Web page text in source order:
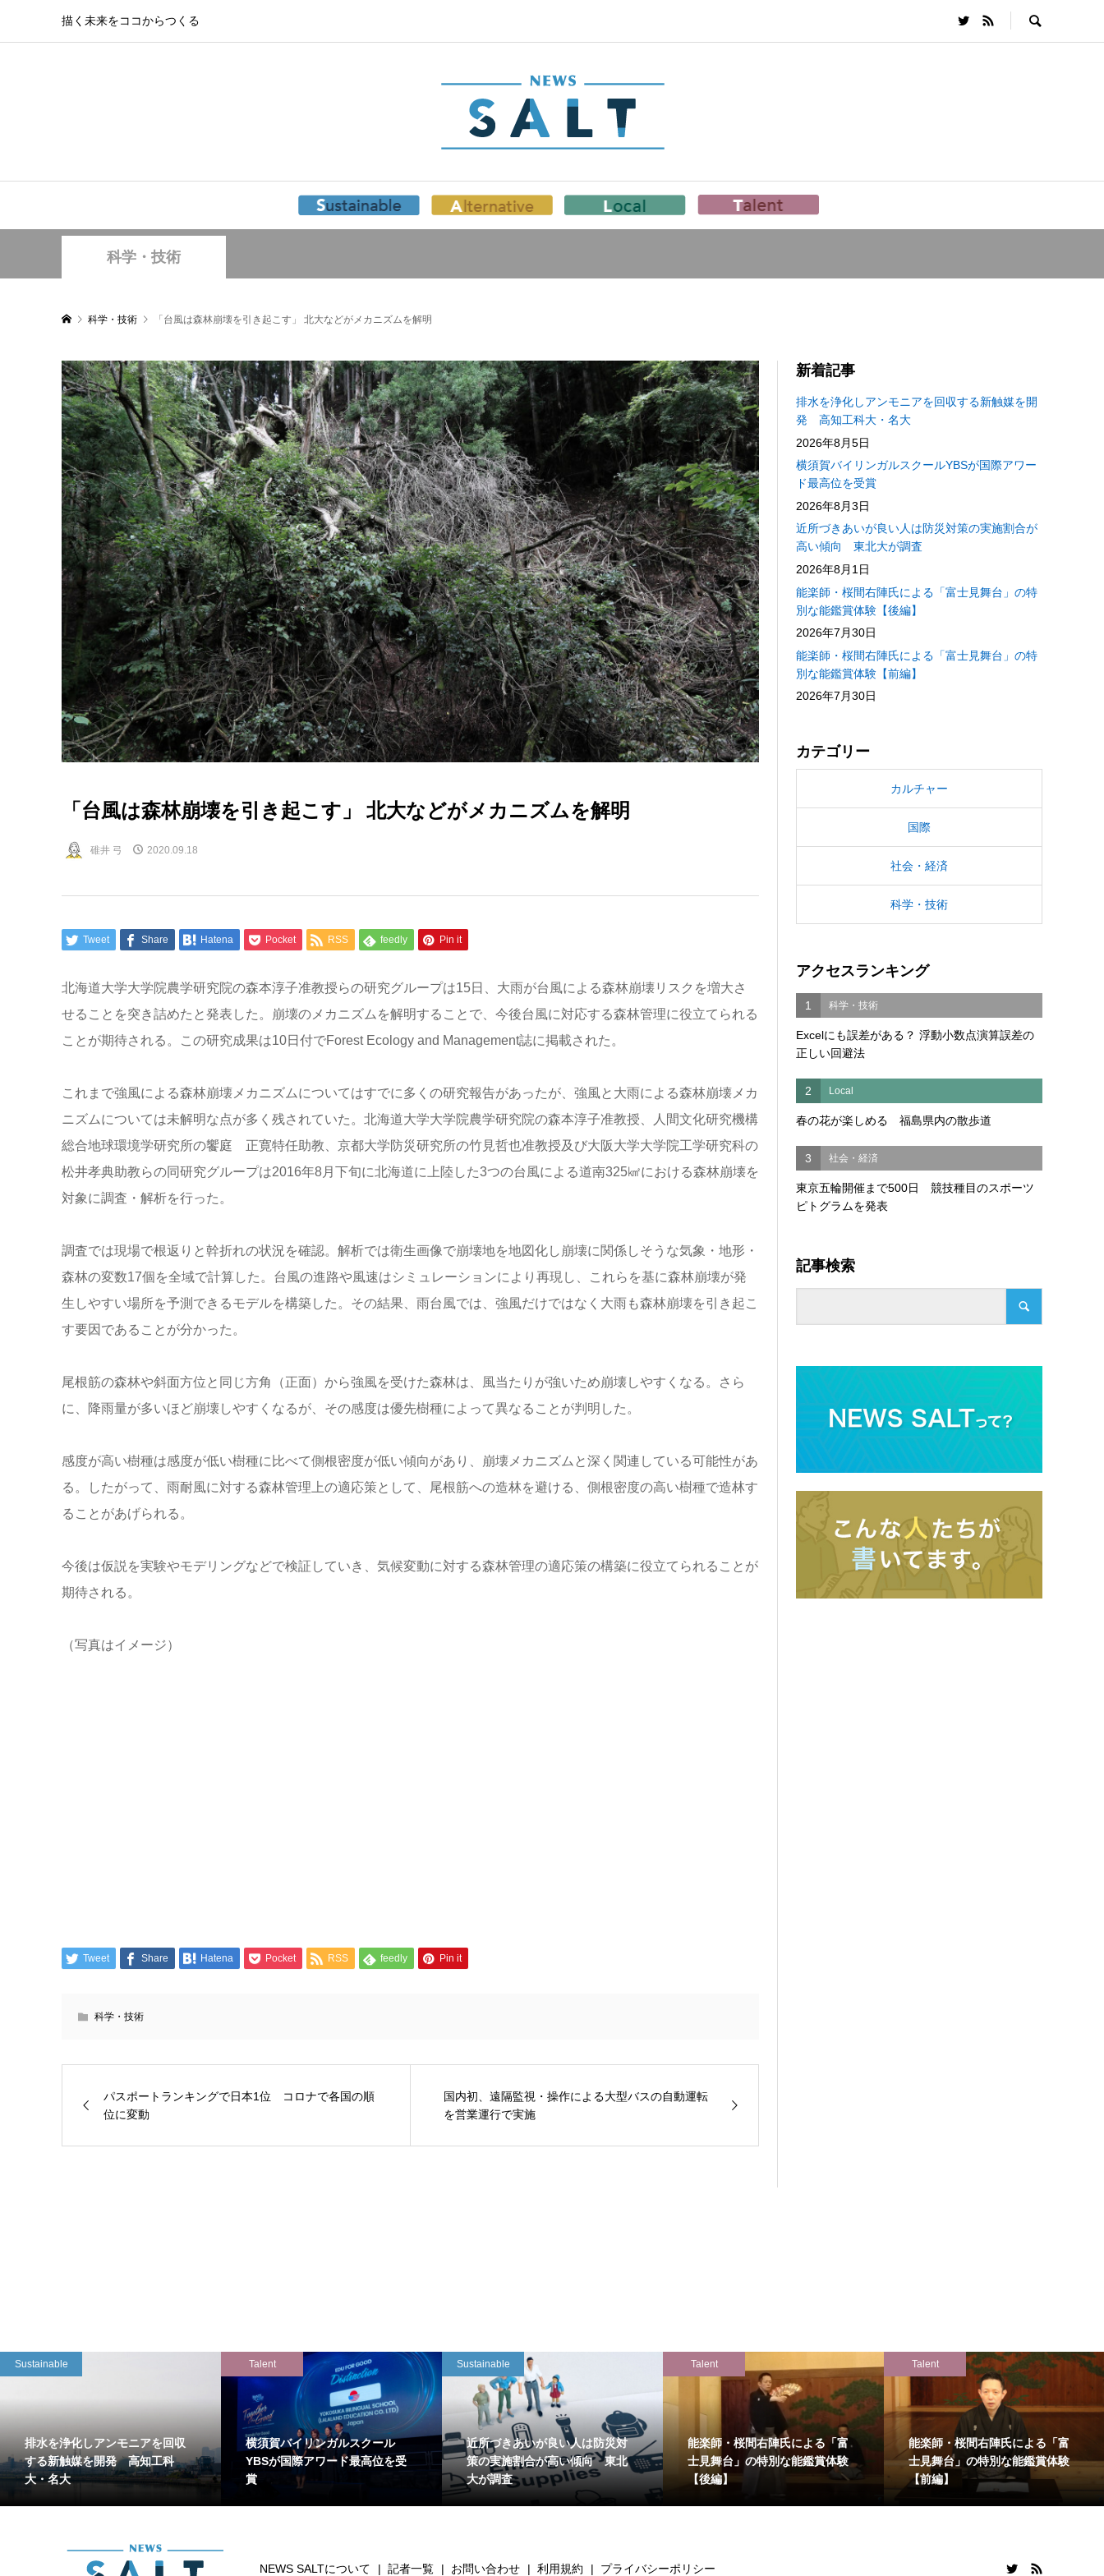
描く未来をココからつくる
科学・技術
科学・技術 「台風は森林崩壊を引き起こす」 北大などがメカニズムを解明
「台風は森林崩壊を引き起こす」 北大などがメカニズムを解明
碓井 弓 2020.09.18
Tweet Share Hatena Pocket RSS feedly Pin it
北海道大学大学院農学研究院の森本淳子准教授らの研究グループは15日、大雨が台風による森林崩壊リスクを増大さ
せることを突き詰めたと発表した。崩壊のメカニズムを解明することで、今後台風に対応する森林管理に役立てられる
ことが期待される。この研究成果は10日付でForest Ecology and Management誌に掲載された。
これまで強風による森林崩壊メカニズムについてはすでに多くの研究報告があったが、強風と大雨による森林崩壊メカ
ニズムについては未解明な点が多く残されていた。北海道大学大学院農学研究院の森本淳子准教授、人間文化研究機構
総合地球環境学研究所の饗庭 正寛特任助教、京都大学防災研究所の竹見哲也准教授及び大阪大学大学院工学研究科の
松井孝典助教らの同研究グループは2016年8月下旬に北海道に上陸した3つの台風による道南325㎢における森林崩壊を
対象に調査・解析を行った。
調査では現場で根返りと幹折れの状況を確認。解析では衛生画像で崩壊地を地図化し崩壊に関係しそうな気象・地形・
森林の変数17個を全域で計算した。台風の進路や風速はシミュレーションにより再現し、これらを基に森林崩壊が発
生しやすい場所を予測できるモデルを構築した。その結果、雨台風では、強風だけではなく大雨も森林崩壊を引き起こ
す要因であることが分かった。
尾根筋の森林や斜面方位と同じ方角（正面）から強風を受けた森林は、風当たりが強いため崩壊しやすくなる。さら
に、降雨量が多いほど崩壊しやすくなるが、その感度は優先樹種によって異なることが判明した。
感度が高い樹種は感度が低い樹種に比べて側根密度が低い傾向があり、崩壊メカニズムと深く関連している可能性があ
る。したがって、雨耐風に対する森林管理上の適応策として、尾根筋への造林を避ける、側根密度の高い樹種で造林す
ることがあげられる。
今後は仮説を実験やモデリングなどで検証していき、気候変動に対する森林管理の適応策の構築に役立てられることが
期待される。
（写真はイメージ）
Tweet Share Hatena Pocket RSS feedly Pin it
科学・技術
パスポートランキングで日本1位 コロナで各国の順
位に変動
国内初、遠隔監視・操作による大型バスの自動運転
を営業運行で実施
新着記事
排水を浄化しアンモニアを回収する新触媒を開
発 高知工科大・名大
2026年8月5日
横須賀バイリンガルスクールYBSが国際アワー
ド最高位を受賞
2026年8月3日
近所づきあいが良い人は防災対策の実施割合が
高い傾向 東北大が調査
2026年8月1日
能楽師・桜間右陣氏による「富士見舞台」の特
別な能鑑賞体験【後編】
2026年7月30日
能楽師・桜間右陣氏による「富士見舞台」の特
別な能鑑賞体験【前編】
2026年7月30日
カテゴリー
カルチャー
国際
社会・経済
科学・技術
アクセスランキング
1 科学・技術
Excelにも誤差がある？ 浮動小数点演算誤差の
正しい回避法
2 Local
春の花が楽しめる 福島県内の散歩道
3 社会・経済
東京五輪開催まで500日 競技種目のスポーツ
ピトグラムを発表
記事検索
Sustainable
排水を浄化しアンモニアを回収
する新触媒を開発 高知工科
大・名大
Talent
横須賀バイリンガルスクール
YBSが国際アワード最高位を受
賞
Sustainable
近所づきあいが良い人は防災対
策の実施割合が高い傾向 東北
大が調査
Talent
能楽師・桜間右陣氏による「富
士見舞台」の特別な能鑑賞体験
【後編】
Talent
能楽師・桜間右陣氏による「富
士見舞台」の特別な能鑑賞体験
【前編】
NEWS SALTについて 記者一覧 お問い合わせ 利用規約 プライバシーポリシー